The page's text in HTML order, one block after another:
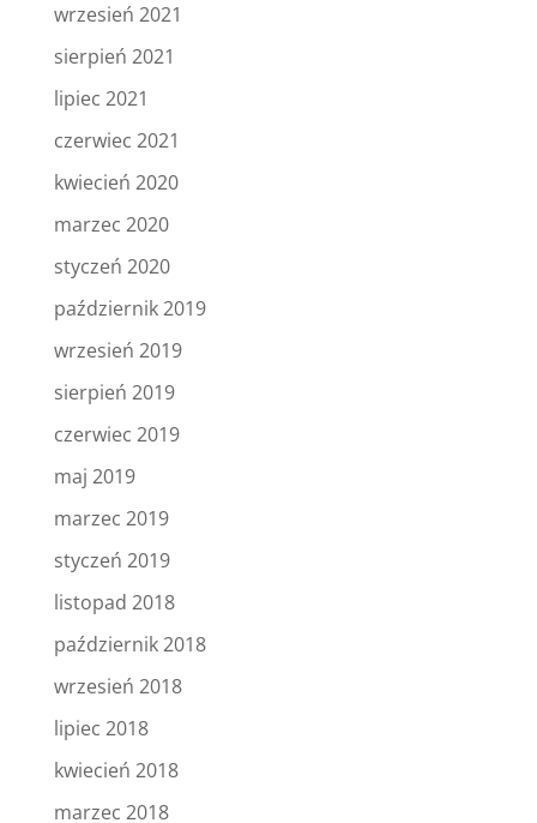
wrzesień 2021
sierpień 2021
lipiec 2021
czerwiec 2021
kwiecień 2020
marzec 2020
styczeń 2020
październik 2019
wrzesień 2019
sierpień 2019
czerwiec 2019
maj 2019
marzec 2019
styczeń 2019
listopad 2018
październik 2018
wrzesień 2018
lipiec 2018
kwiecień 2018
marzec 2018